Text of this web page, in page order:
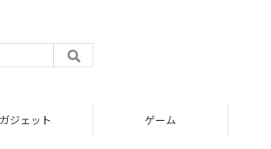
ガジェット ゲーム